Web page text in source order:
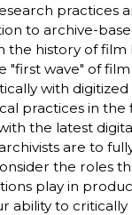
practices
to archive-
history of film
wave" of
with
practices in
the latest
are to
the roles
play in
ability to